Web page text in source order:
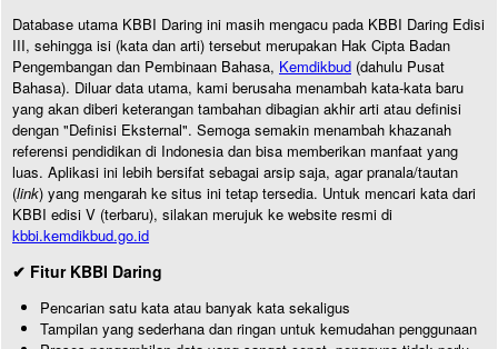
Database utama KBBI Daring ini masih mengacu pada KBBI Daring Edisi
III, sehingga isi (kata dan arti) tersebut merupakan Hak Cipta Badan
Pengembangan dan Pembinaan Bahasa, Kemdikbud (dahulu Pusat
Bahasa). Diluar data utama, kami berusaha menambah kata-kata baru
yang akan diberi keterangan tambahan dibagian akhir arti atau definisi
dengan "Definisi Eksternal". Semoga semakin menambah khazanah
referensi pendidikan di Indonesia dan bisa memberikan manfaat yang
luas. Aplikasi ini lebih bersifat sebagai arsip saja, agar pranala/tautan
(link) yang mengarah ke situs ini tetap tersedia. Untuk mencari kata dari
KBBI edisi V (terbaru), silakan merujuk ke website resmi di
kbbi.kemdikbud.go.id
✔ Fitur KBBI Daring
Pencarian satu kata atau banyak kata sekaligus
Tampilan yang sederhana dan ringan untuk kemudahan penggunaan